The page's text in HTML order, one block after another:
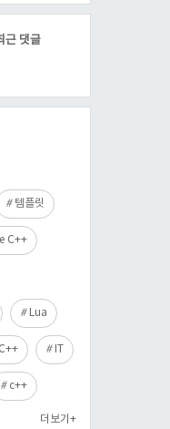
근 댓글
템플릿
C++
Lua
IT
c++
더보기+